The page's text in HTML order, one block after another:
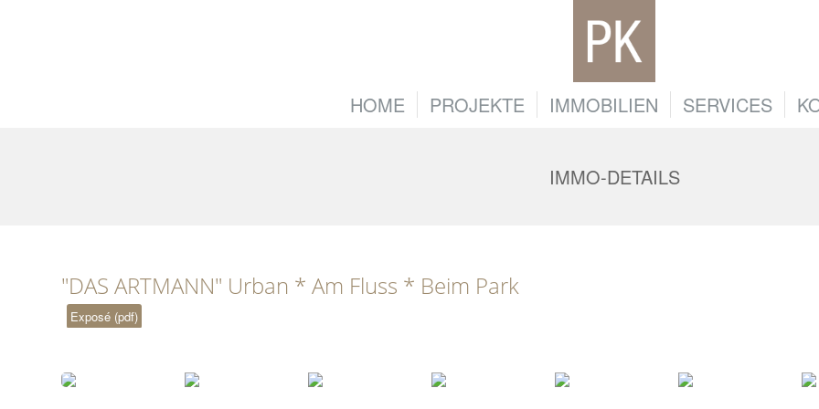
HOME PROJEKTE IMMOBILIEN SERVICES
IMMO-DETAILS
"DAS ARTMANN" Urban * Am Fluss * Beim Park
Exposé (pdf)